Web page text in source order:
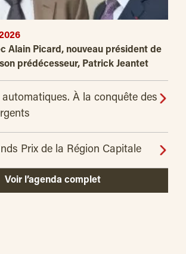
Alain Picard, nouveau président de
prédécesseur, Patrick Jeantet
À la conquête des
Prix de la Région Capitale
Voir l’agenda complet